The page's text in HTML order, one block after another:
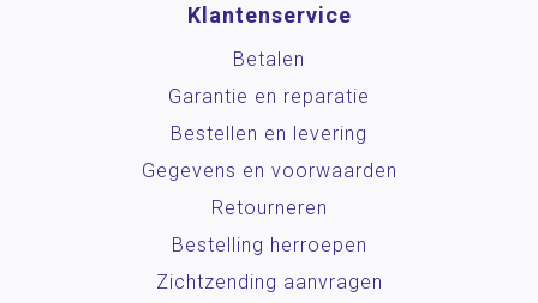
Klantenservice
Betalen
Garantie en reparatie
Bestellen en levering
Gegevens en voorwaarden
Retourneren
Bestelling herroepen
Zichtzending aanvragen